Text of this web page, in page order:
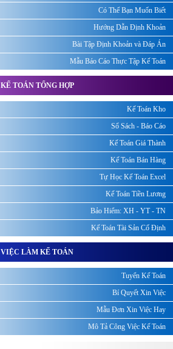
Có Thể Bạn Muốn Biết
Hướng Dẫn Định Khoản
Bài Tập Định Khoản và Đáp Án
Mẫu Báo Cáo Thực Tập Kế Toán
KẾ TOÁN TỔNG HỢP
Kế Toán Kho
Sổ Sách - Báo Cáo
Kế Toán Giá Thành
Kế Toán Bán Hàng
Tự Học Kế Toán Excel
Kế Toán Tiền Lương
Bảo Hiểm: XH - YT - TN
Kế Toán Tài Sản Cố Định
VIỆC LÀM KẾ TOÁN
Tuyển Kế Toán
Bí Quyết Xin Việc
Mẫu Đơn Xin Việc Hay
Mô Tả Công Việc Kế Toán